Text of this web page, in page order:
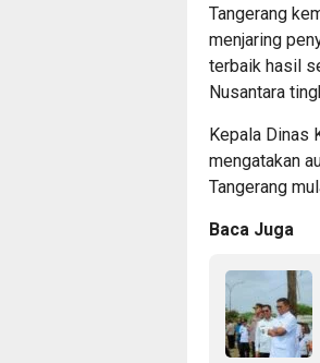
Tangerang
menjaring
terbaik hasil
Nusantara
Kepala Dinas
mengatakan
Tangerang
Baca Juga